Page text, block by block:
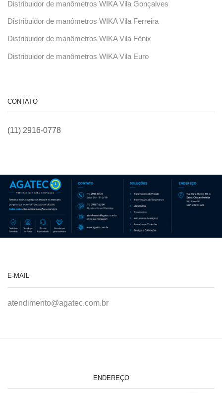
Distribuidor de manômetros WIKA Vila Gonçalves
Distribuidor de manômetros WIKA Vila Ferreira
Distribuidor de manômetros WIKA Vila Fênix
Distribuidor de manômetros WIKA Vila Euro
CONTATO
(11) 2916-0778
E-MAIL
atendimento@agatec.com.br
ENDEREÇO